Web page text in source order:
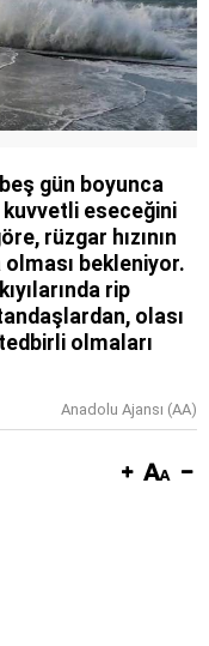
gün boyunca
kuvvetli eseceğini
rüzgar hızının
bekleniyor.
rip
olası
olmaları
Anadolu Ajansı (AA)